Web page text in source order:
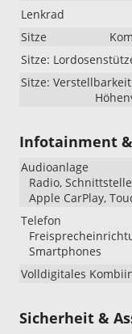
Lenkrad
Sitze
Sitze:
Sitze: Verstellbarkeit
Infotainment
Audioanlage
Radio,
Apple CarPlay,
Telefon
Smartphones
Volldigitales
Sicherheit &